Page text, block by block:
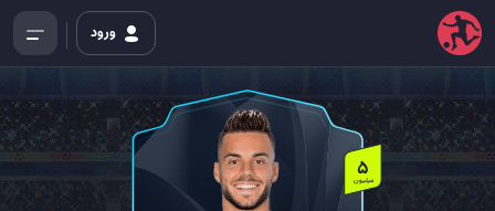
ورود
5
میلیون